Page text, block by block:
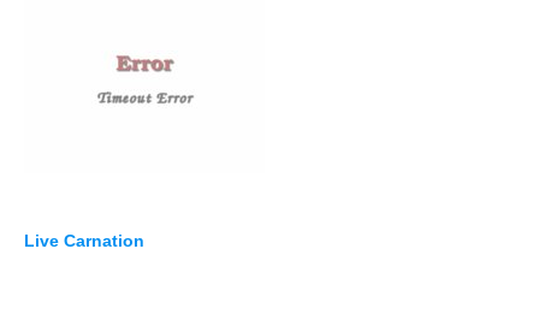
Live Carnation